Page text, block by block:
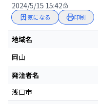
2024/5/15 15:42
気になる 印刷
地域名
岡山
発注者名
浅口市